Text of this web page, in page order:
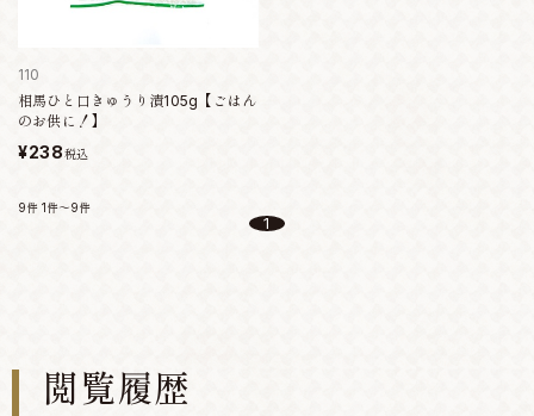
110
相馬ひと口きゅうり漬105g【ごはん
のお供に！】
¥238税込
9件 1件～9件
1
閲覧履歴